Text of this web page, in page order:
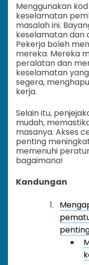
Menggunakan
keselamatan
masalah ini.
keselamatan dan
Pekerja boleh
mereka. Mereka
peralatan dan
keselamatan
segera,
kerja.
Selain itu,
mudah,
masanya. Akses
penting
memenuhi
bagaimana!
Kandungan